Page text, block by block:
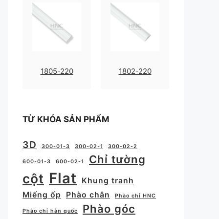
1805-220 1802-220
TỪ KHÓA SẢN PHẨM
3D 300-01-3 300-02-1 300-02-2
600-01-3 600-02-1 Chỉ tường
cột Flat
Khung tranh
Miếng ốp
Phào chân Phào chỉ HNC
Phào chỉ hàn quốc
Phào góc